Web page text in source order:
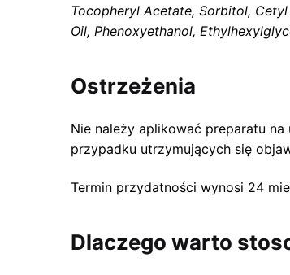
Tocopheryl Acetate, Sorbitol,
Oil, Phenoxyethanol,
Ostrzeżenia
Nie należy aplikować preparatu
przypadku utrzymujących się
Termin przydatności wynosi 24
Dlaczego warto